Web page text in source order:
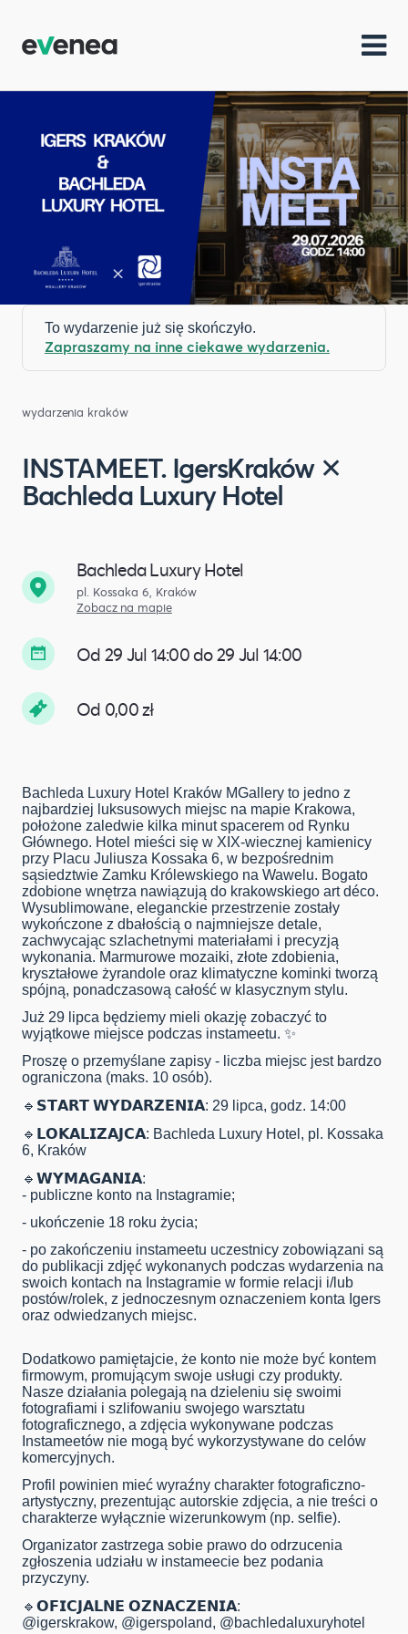
To wydarzenie już się skończyło.
Zapraszamy na inne ciekawe wydarzenia.
wydarzenia kraków
INSTAMEET. IgersKraków ✕
Bachleda Luxury Hotel
Bachleda Luxury Hotel
pl. Kossaka 6, Kraków
Zobacz na mapie
Od 29 Jul 14:00 do 29 Jul 14:00
Od 0,00 zł
Bachleda Luxury Hotel Kraków MGallery to jedno z
najbardziej luksusowych miejsc na mapie Krakowa,
położone zaledwie kilka minut spacerem od Rynku
Głównego. Hotel mieści się w XIX-wiecznej kamienicy
przy Placu Juliusza Kossaka 6, w bezpośrednim
sąsiedztwie Zamku Królewskiego na Wawelu. Bogato
zdobione wnętrza nawiązują do krakowskiego art déco.
Wysublimowane, eleganckie przestrzenie zostały
wykończone z dbałością o najmniejsze detale,
zachwycając szlachetnymi materiałami i precyzją
wykonania. Marmurowe mozaiki, złote zdobienia,
kryształowe żyrandole oraz klimatyczne kominki tworzą
spójną, ponadczasową całość w klasycznym stylu.
Już 29 lipca będziemy mieli okazję zobaczyć to
wyjątkowe miejsce podczas instameetu. ✨
Proszę o przemyślane zapisy - liczba miejsc jest bardzo
ograniczona (maks. 10 osób).
🔹️𝗦𝗧𝗔𝗥𝗧 𝗪𝗬𝗗𝗔𝗥𝗭𝗘𝗡𝗜𝗔: 29 lipca, godz. 14:00
🔹️𝗟𝗢𝗞𝗔𝗟𝗜𝗭𝗔𝗝𝗖𝗔: Bachleda Luxury Hotel, pl. Kossaka
6, Kraków
🔹️𝗪𝗬𝗠𝗔𝗚𝗔𝗡𝗜𝗔:
- publiczne konto na Instagramie;
- ukończenie 18 roku życia;
- po zakończeniu instameetu uczestnicy zobowiązani są
do publikacji zdjęć wykonanych podczas wydarzenia na
swoich kontach na Instagramie w formie relacji i/lub
postów/rolek, z jednoczesnym oznaczeniem konta Igers
oraz odwiedzanych miejsc.
Dodatkowo pamiętajcie, że konto nie może być kontem
firmowym, promującym swoje usługi czy produkty.
Nasze działania polegają na dzieleniu się swoimi
fotografiami i szlifowaniu swojego warsztatu
fotograficznego, a zdjęcia wykonywane podczas
Instameetów nie mogą być wykorzystywane do celów
komercyjnych.
Profil powinien mieć wyraźny charakter fotograficzno-
artystyczny, prezentując autorskie zdjęcia, a nie treści o
charakterze wyłącznie wizerunkowym (np. selfie).
Organizator zastrzega sobie prawo do odrzucenia
zgłoszenia udziału w instameecie bez podania
przyczyny.
🔹️𝗢𝗙𝗜𝗖𝗝𝗔𝗟𝗡𝗘 𝗢𝗭𝗡𝗔𝗖𝗭𝗘𝗡𝗜𝗔:
@igerskrakow, @igerspoland, @bachledaluxuryhotel